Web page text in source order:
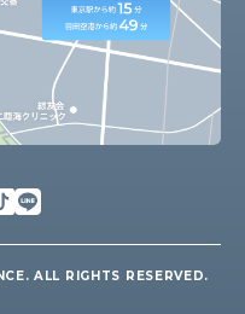
ALL RIGHTS RESERVED.